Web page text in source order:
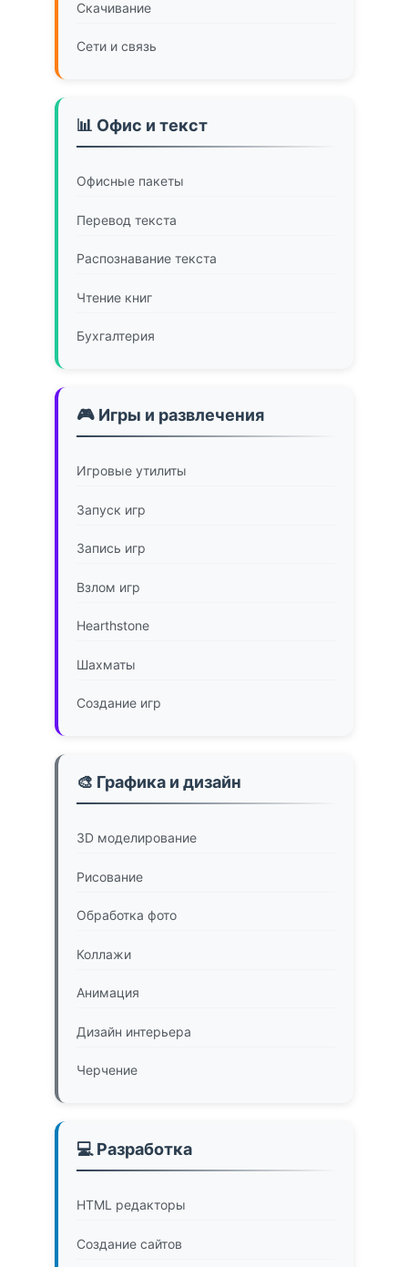
Скачивание
Сети и связь
📊 Офис и текст
Офисные пакеты
Перевод текста
Распознавание текста
Чтение книг
Бухгалтерия
🎮 Игры и развлечения
Игровые утилиты
Запуск игр
Запись игр
Взлом игр
Hearthstone
Шахматы
Создание игр
🎨 Графика и дизайн
3D моделирование
Рисование
Обработка фото
Коллажи
Анимация
Дизайн интерьера
Черчение
💻 Разработка
HTML редакторы
Создание сайтов